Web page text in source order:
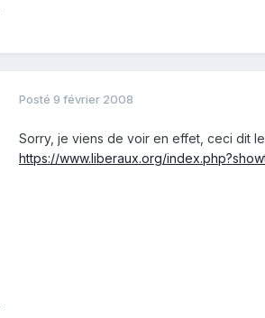
Posté 9 février 2008
Sorry, je viens de voir en effet, ceci dit
https://www.liberaux.org/